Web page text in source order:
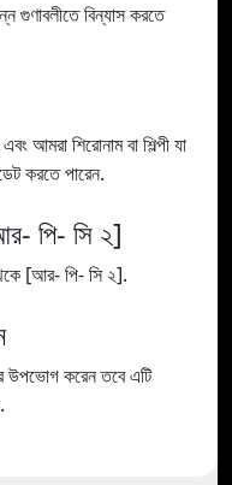
গুণাবলীতে বিন্যাস করতে
আমরা শিরোনাম বা শিল্পী যা
করতে পারেন.
পি- সি ২]
[আর- পি- সি ২].
করেন তবে এটি